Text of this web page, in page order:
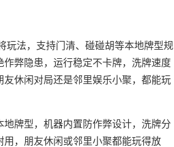
玩法，支持门清、碰碰胡等本地牌型规
弊隐患，运行稳定不卡牌，洗牌速度
休闲对局还是邻里娱乐小聚，都能玩
牌型，机器内置防作弊设计，洗牌分
，朋友休闲或邻里小聚都能玩得放